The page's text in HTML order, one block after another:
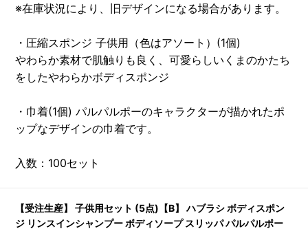
※在庫状況により、旧デザインになる場合があります。
・圧縮スポンジ 子供用（色はアソート）(1個)
やわらか素材で肌触りも良く、可愛らしいくまのかたち
をしたやわらかボディスポンジ
・巾着(1個) パルパルポーのキャラクターが描かれたポ
ップなデザインの巾着です。
入数：100セット
【受注生産】 子供用セット (5点)【B】 ハブラシ ボディスポン
ジ リンスインシャンプー ボディソープ スリッパ パルパルポー